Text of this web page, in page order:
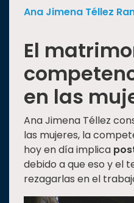
Ana Jimena Téllez
El
en las
Ana Jimena Téllez
las mujeres, la
hoy en día implica
debido a que eso y el
rezagarlas en el